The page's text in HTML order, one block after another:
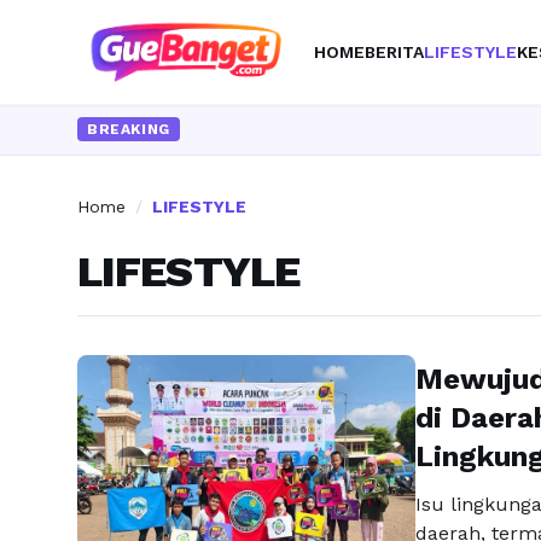
HOMEBERITALIFESTYLE
BREAKING
Home / LIFESTYLE
LIFESTYLE
di
Isu
daerah,